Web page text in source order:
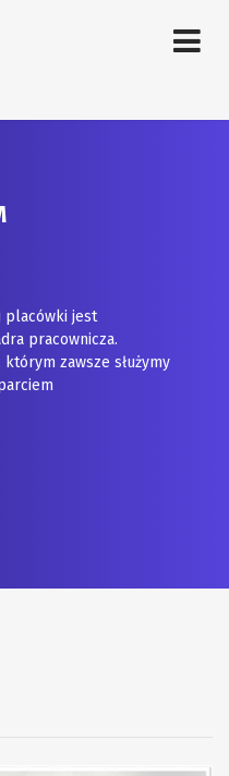
placówki jest
pracownicza.
zawsze służymy